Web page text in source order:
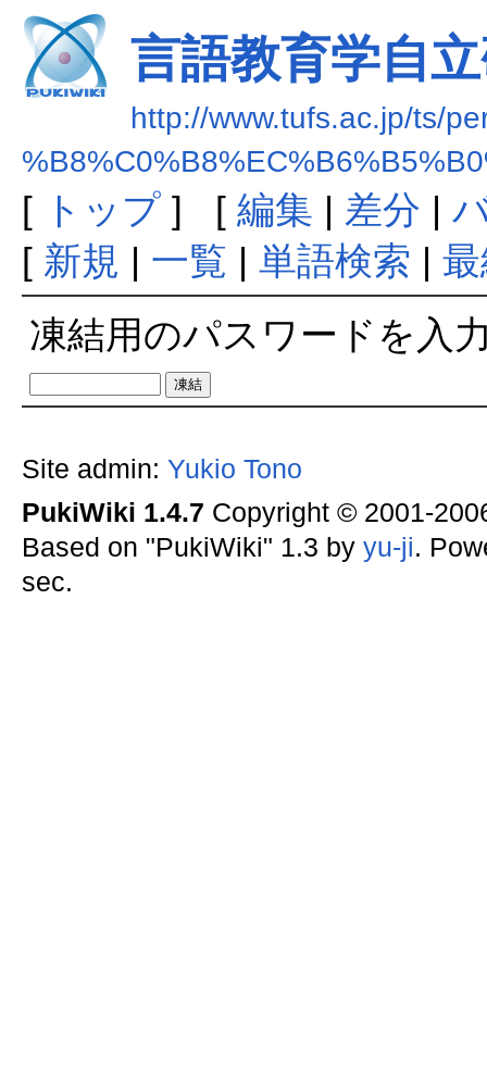
言語教育学自
http://www.tufs.ac.jp/ts/
[ トップ] [ 編集 | 差分 |
[ 新規 | 一覧 | 単語検索 |
凍結用のパスワードを入
Site admin: Yukio Tono
PukiWiki 1.4.7 Copyright © 2001-
Based on "PukiWiki" 1.3 by yu-ji.
sec.